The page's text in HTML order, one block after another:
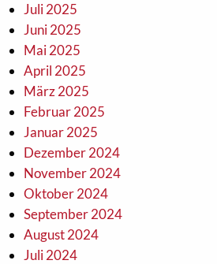
Juli 2025
Juni 2025
Mai 2025
April 2025
März 2025
Februar 2025
Januar 2025
Dezember 2024
November 2024
Oktober 2024
September 2024
August 2024
Juli 2024